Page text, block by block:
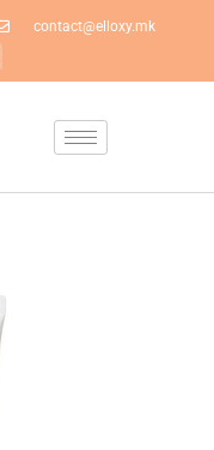
contact@elloxy.mk